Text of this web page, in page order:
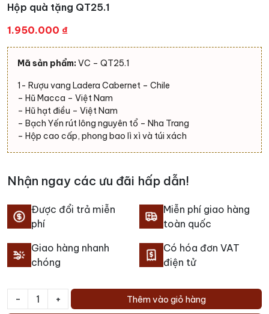
Hộp quà tặng QT25.1
1.950.000 ₫
Mã sản phẩm: VC – QT25.1
1- Rượu vang Ladera Cabernet – Chile
– Hũ Macca – Việt Nam
– Hũ hạt điều – Việt Nam
– Bạch Yến rút lông nguyên tổ – Nha Trang
– Hộp cao cấp, phong bao lì xì và túi xách
Nhận ngay các ưu đãi hấp dẫn!
Được đổi trả miễn
phí
Miễn phí giao hàng
toàn quốc
Giao hàng nhanh
chóng
Có hóa đơn VAT
điện tử
-
Hộp
+ Thêm vào giỏ hàng